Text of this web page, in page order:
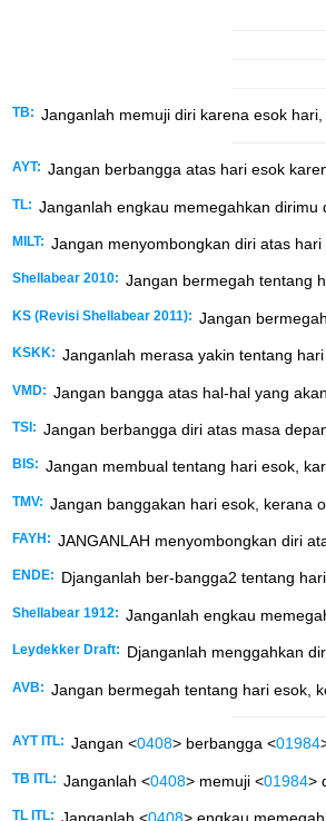
TB: Janganlah memuji diri karena esok
AYT: Jangan berbangga atas hari esok
TL: Janganlah engkau memegahkan dirimu
MILT: Jangan menyombongkan diri atas
Shellabear 2010: Jangan bermegah tentang
KS (Revisi Shellabear 2011): Jangan
KSKK: Janganlah merasa yakin tentang
VMD: Jangan bangga atas hal-hal yang
TSI: Jangan berbangga diri atas masa
BIS: Jangan membual tentang hari esok,
TMV: Jangan banggakan hari esok, kerana
FAYH: JANGANLAH menyombongkan diri
ENDE: Djanganlah ber-bangga2 tentang
Shellabear 1912: Janganlah engkau
Leydekker Draft: Djanganlah menggahkan
AVB: Jangan bermegah tentang hari esok,
AYT ITL: Jangan <0408> berbangga <01984
TB ITL: Janganlah <0408> memuji <01984>
TL ITL: